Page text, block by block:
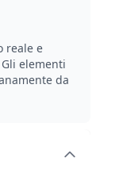
reale e
elementi
da